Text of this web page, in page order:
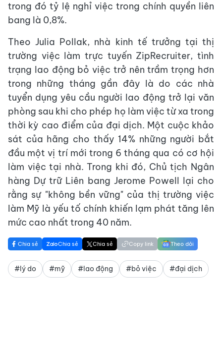
trong đó tỷ lệ nghỉ việc trong chính quyền liên
bang là 0,8%.
Theo Julia Pollak, nhà kinh tế trưởng tại thị
trường việc làm trực tuyến ZipRecruiter, tình
trạng lao động bỏ việc trở nên trầm trọng hơn
trong những tháng gần đây là do các nhà
tuyển dụng yêu cầu người lao động trở lại văn
phòng sau khi cho phép họ làm việc từ xa trong
thời kỳ cao điểm của đại dịch. Một cuộc khảo
sát của hãng cho thấy 14% những người bắt
đầu một vị trí mới trong 6 tháng qua có cơ hội
làm việc tại nhà. Trong khi đó, Chủ tịch Ngân
hàng Dự trữ Liên bang Jerome Powell lại cho
rằng sự "không bền vững" của thị trường việc
làm Mỹ là yếu tố chính khiến lạm phát tăng lên
mức cao nhất trong 40 năm.
Chia sẻ Chia sẻ Chia sẻ Copy link Theo dõi
#lý do #mỹ #lao động #bỏ việc #đại dịch